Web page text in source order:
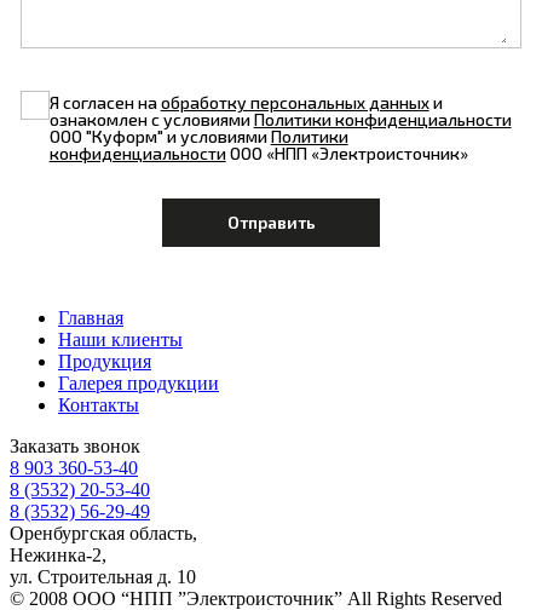
Я согласен наобработку персональных данныхи
ознакомлен с условиямиПолитики конфиденциальности
ООО "Куформ" и условиямиПолитики
конфиденциальностиООО «НПП «Электроисточник»
Главная
Наши клиенты
Продукция
Галерея продукции
Контакты
Заказать звонок
8 903 360-53-40
8 (3532) 20-53-40
8 (3532) 56-29-49
Оренбургская область,
Нежинка-2,
ул. Строительная д. 10
© 2008 ООО “НПП ”Электроисточник” All Rights Reserved